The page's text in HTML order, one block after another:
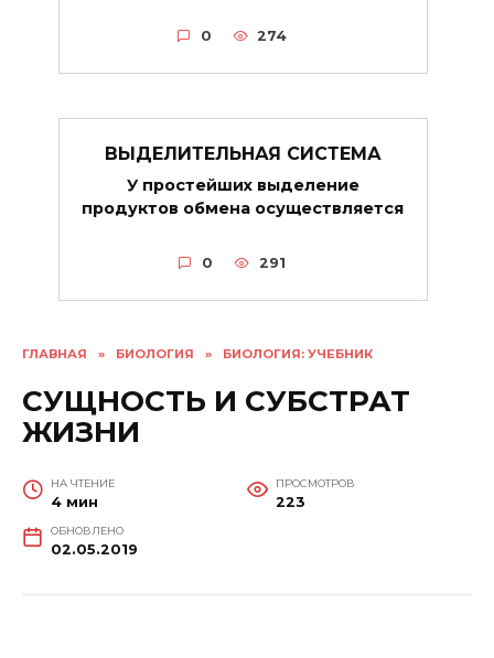
ГЛАВНАЯ » БИОЛОГИЯ » БИОЛОГИЯ: УЧЕБНИК
СУЩНОСТЬ И СУБСТРАТ
ЖИЗНИ
НА ЧТЕНИЕ
4 мин
ПРОСМОТРОВ
223
ОБНОВЛЕНО
02.05.2019
0 274
ВЫДЕЛИТЕЛЬНАЯ СИСТЕМА
У простейших выделение
продуктов обмена осуществляется
0 291